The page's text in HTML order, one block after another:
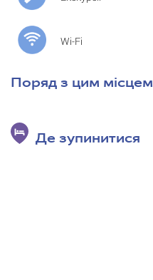
Wi-Fi
Поряд з цим місцем
Де зупинитися